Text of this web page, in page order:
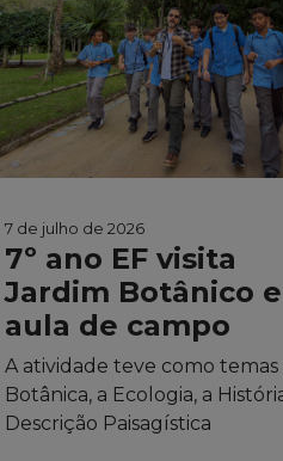
7 de julho de 2026
7º ano EF visita
Jardim Botânico
aula de campo
A atividade teve como temas
Botânica, a Ecologia, a
Descrição Paisagística